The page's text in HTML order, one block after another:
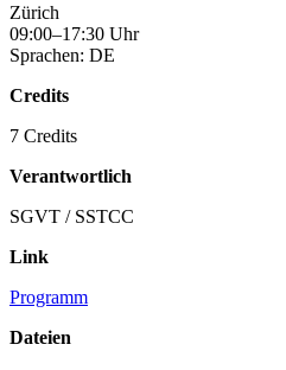
Zürich
09:00–17:30 Uhr
Sprachen: DE
Credits
7 Credits
Verantwortlich
SGVT / SSTCC
Link
Programm
Dateien